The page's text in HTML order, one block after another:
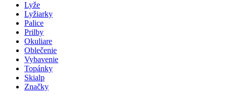
Lyže
Lyžiarky
Palice
Prilby
Okuliare
Oblečenie
Vybavenie
Topánky
Skialp
Značky